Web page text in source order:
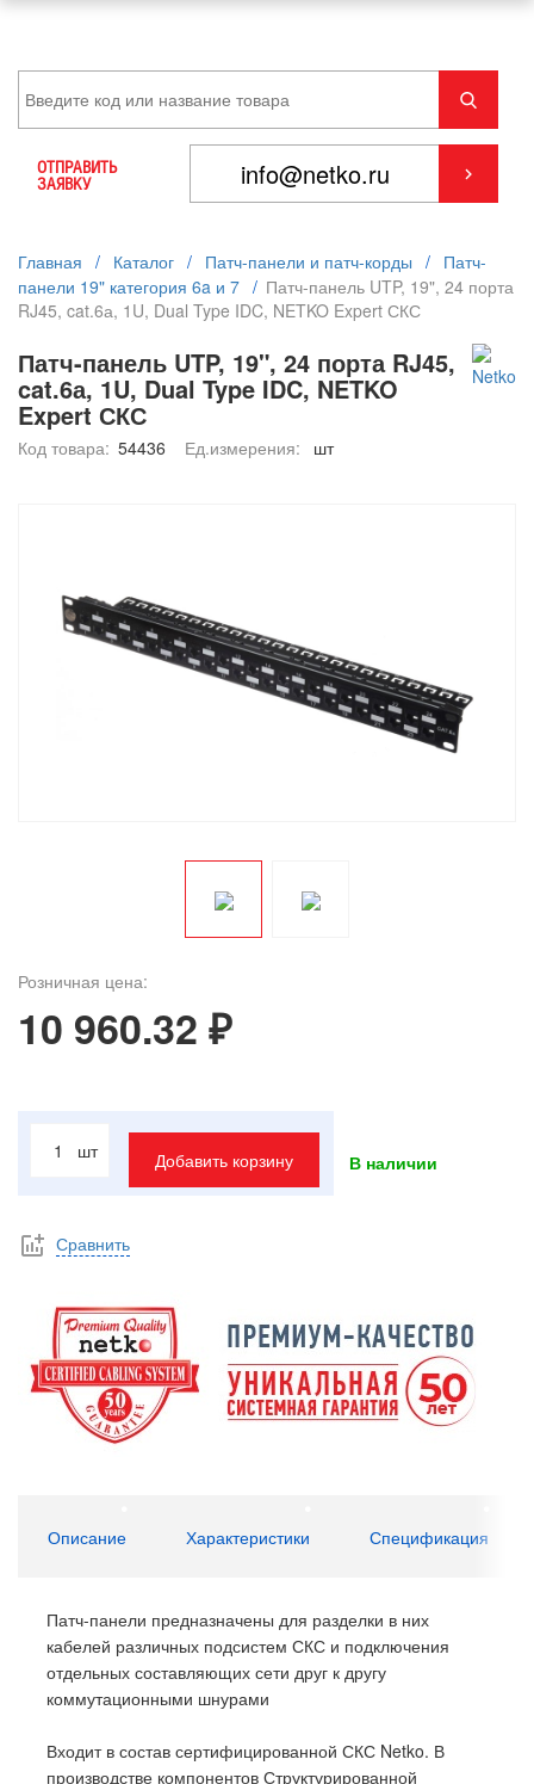
ОТПРАВИТЬ
ЗАЯВКУ
Главная / Каталог / Патч-панели и патч-корды / Патч-
панели 19" категория 6a и 7 / Патч-панель UTP, 19", 24 порта
RJ45, cat.6а, 1U, Dual Type IDC, NETKO Expert СКС
Патч-панель UTP, 19", 24 порта RJ45,
cat.6а, 1U, Dual Type IDC, NETKO
Expert СКС
Код товара: 54436 Ед.измерения: шт
Розничная цена:
10 960.32 ₽
шт Добавить корзину В наличии
Сравнить
Описание Характеристики Спецификация
Патч-панели предназначены для разделки в них
кабелей различных подсистем СКС и подключения
отдельных составляющих сети друг к другу
коммутационными шнурами
Входит в состав сертифицированной СКС Netko. В
производстве компонентов Структурированной